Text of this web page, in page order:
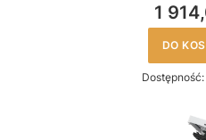
1
DO
Dostępność: